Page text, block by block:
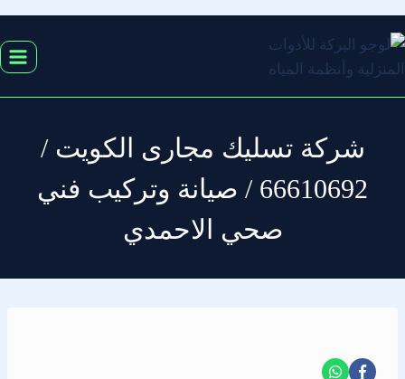
إلى
المحتوى
شركة تسليك مجارى الكويت /
66610692 / صيانة وتركيب فني
صحي الاحمدي